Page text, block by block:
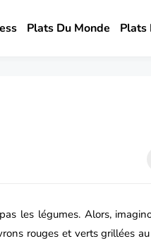
Plats Du Monde Plats
les légumes. Alors,
rouges et verts grillées